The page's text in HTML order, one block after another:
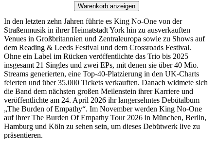
Warenkorb anzeigen
In den letzten zehn Jahren führte es King No-One von der
Straßenmusik in ihrer Heimatstadt York hin zu ausverkauften
Venues in Großbritannien und Zentraleuropa sowie zu Shows auf
dem Reading & Leeds Festival und dem Crossroads Festival.
Ohne ein Label im Rücken veröffentlichte das Trio bis 2025
insgesamt 21 Singles und zwei EPs, mit denen sie über 40 Mio.
Streams generierten, eine Top-40-Platzierung in den UK-Charts
feierten und über 35.000 Tickets verkauften. Danach widmete sich
die Band dem nächsten großen Meilenstein ihrer Karriere und
veröffentlichte am 24. April 2026 ihr langersehntes Debütalbum
„The Burden of Empathy“. Im November werden King No-One
auf ihrer The Burden Of Empathy Tour 2026 in München, Berlin,
Hamburg und Köln zu sehen sein, um dieses Debütwerk live zu
präsentieren.